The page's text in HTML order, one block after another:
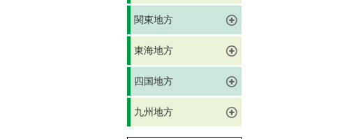
関東地方
東海地方
四国地方
九州地方